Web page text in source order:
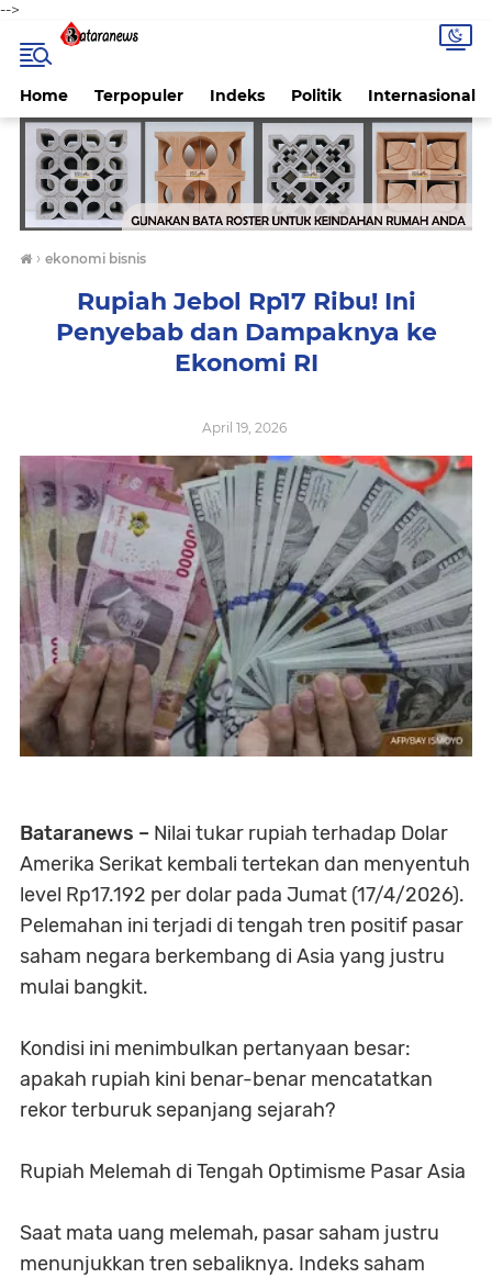
-->
Home Terpopuler Indeks Politik Internasional
› ekonomi bisnis
Rupiah Jebol Rp17 Ribu! Ini
Penyebab dan Dampaknya ke
Ekonomi RI
April 19, 2026
Bataranews – Nilai tukar rupiah terhadap Dolar
Amerika Serikat kembali tertekan dan menyentuh
level Rp17.192 per dolar pada Jumat (17/4/2026).
Pelemahan ini terjadi di tengah tren positif pasar
saham negara berkembang di Asia yang justru
mulai bangkit.
Kondisi ini menimbulkan pertanyaan besar:
apakah rupiah kini benar-benar mencatatkan
rekor terburuk sepanjang sejarah?
Rupiah Melemah di Tengah Optimisme Pasar Asia
Saat mata uang melemah, pasar saham justru
menunjukkan tren sebaliknya. Indeks saham